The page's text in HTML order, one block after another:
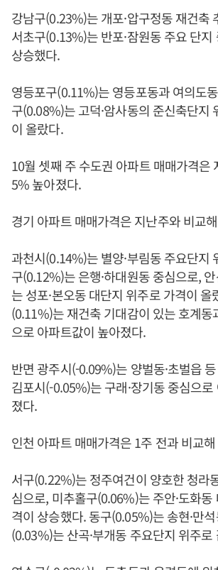
강남구(0.23%)는 개포·압구정동 재건축
서초구(0.13%)는 반포·잠원동 주요 단지
상승했다.
영등포구(0.11%)는 영등포동과 여의도
구(0.08%)는 고덕·암사동의 준신축단지
이 올랐다.
10월 셋째 주 수도권 아파트 매매가격은
5% 높아졌다.
경기 아파트 매매가격은 지난주와 비교
과천시(0.14%)는 별양·부림동 주요단지
구(0.12%)는 은행·하대원동 중심으로,
는 성포·본오동 대단지 위주로 가격이 올
(0.11%)는 재건축 기대감이 있는 호계동
으로 아파트값이 높아졌다.
반면 광주시(-0.09%)는 양벌동·초벌읍
김포시(-0.05%)는 구래·장기동 중심으
졌다.
인천 아파트 매매가격은 1주 전과 비교
서구(0.22%)는 정주여건이 양호한 청라
심으로, 미추홀구(0.06%)는 주안·도화
격이 상승했다. 동구(0.05%)는 송현·만
(0.03%)는 산곡·부개동 주요단지 위주로